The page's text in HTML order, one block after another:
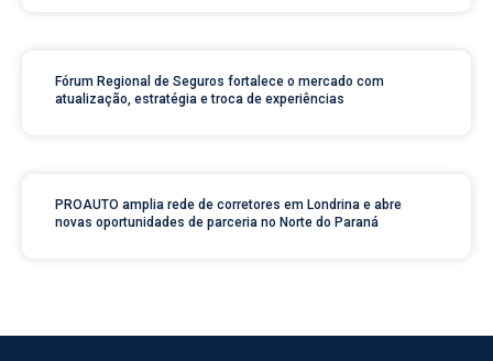
Fórum Regional de Seguros fortalece o mercado com
atualização, estratégia e troca de experiências
PROAUTO amplia rede de corretores em Londrina e abre
novas oportunidades de parceria no Norte do Paraná